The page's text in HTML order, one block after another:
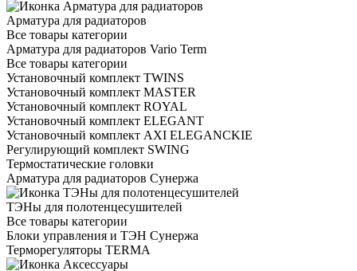
Арматура для радиаторов
Все товары категории
Арматура для радиаторов Vario Term
Все товары категории
Установочный комплект TWINS
Установочный комплект MASTER
Установочный комплект ROYAL
Установочный комплект ELEGANT
Установочный комплект AXI ELEGANCKIE
Регулирующий комплект SWING
Термостатические головки
Арматура для радиаторов Сунержа
ТЭНы для полотенцесушителей
Все товары категории
Блоки управления и ТЭН Сунержа
Терморегуляторы TERMA